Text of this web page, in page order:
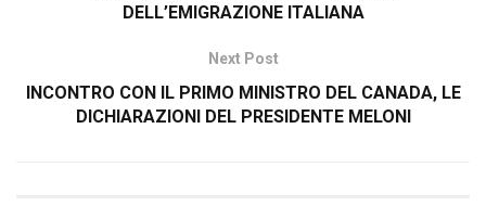
DELL’EMIGRAZIONE ITALIANA
Next Post
INCONTRO CON IL PRIMO MINISTRO DEL CANADA, LE
DICHIARAZIONI DEL PRESIDENTE MELONI